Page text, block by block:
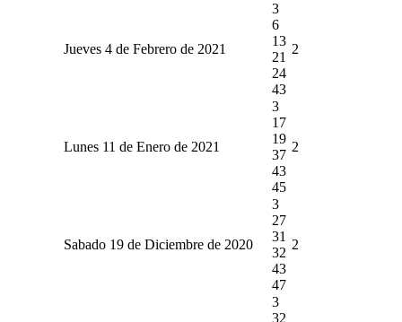
Jueves 4 de Febrero de 2021
3
6
13
21
24
43
2
Lunes 11 de Enero de 2021
3
17
19
37
43
45
2
Sabado 19 de Diciembre de 2020
3
27
31
32
43
47
2
3
32